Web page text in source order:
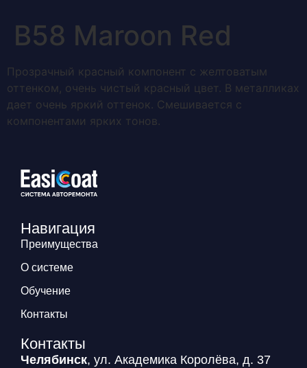
В58 Maroon Red
Прозрачный красный компонент с желтоватым
оттенком, очень чистый красный цвет. В металликах
дает очень яркий оттенок. Смешивается с
компонентами ярких тонов.
Навигация
Преимущества
О системе
Обучение
Контакты
Контакты
Челябинск, ул. Академика Королёва, д. 37